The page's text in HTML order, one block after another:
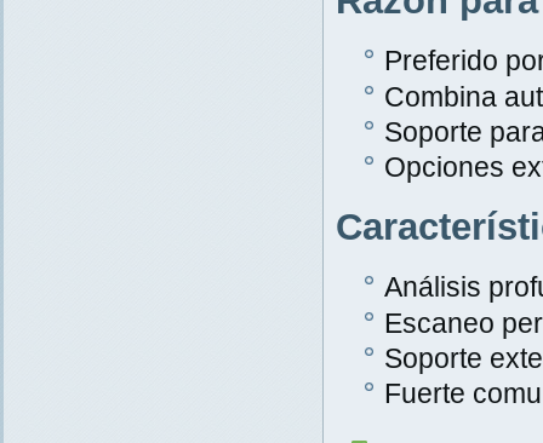
Preferido
Combina
Soporte
Opciones
Análisis
Escaneo
Soporte
Fuerte